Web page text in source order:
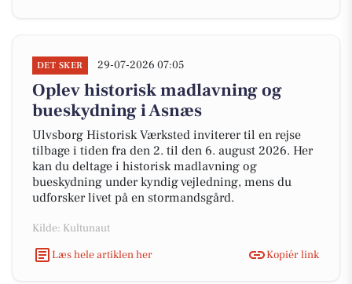
DET SKER 29-07-2026 07:05
Oplev historisk madlavning og
bueskydning i Asnæs
Ulvsborg Historisk Værksted inviterer til en rejse
tilbage i tiden fra den 2. til den 6. august 2026. Her
kan du deltage i historisk madlavning og
bueskydning under kyndig vejledning, mens du
udforsker livet på en stormandsgård.
Kilde: Kultunaut
Læs hele artiklen her
Kopiér link